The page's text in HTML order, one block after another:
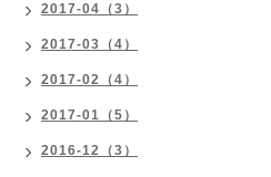
2017-04（3）
2017-03（4）
2017-02（4）
2017-01（5）
2016-12（3）